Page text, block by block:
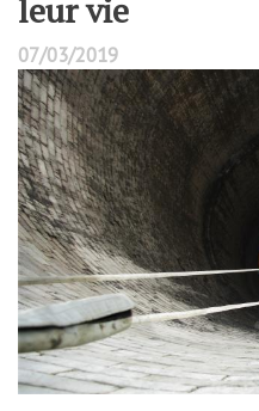
leur vie
07/03/2019